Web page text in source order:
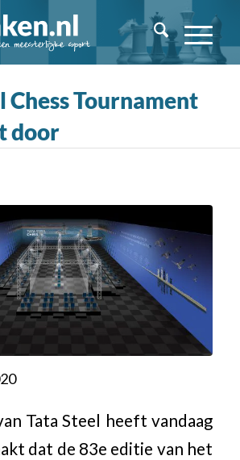
Chess Tournament
door
Tata Steel heeft vandaag
dat de 83e editie van het